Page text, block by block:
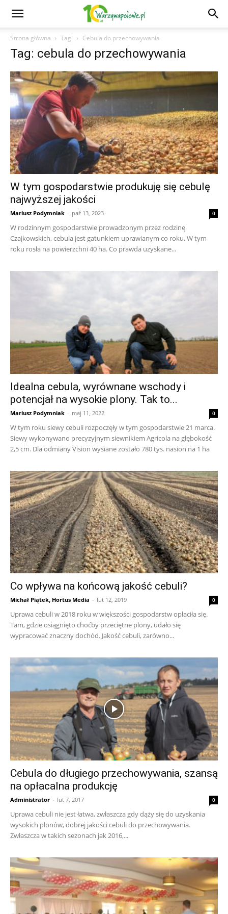
Strona główna Tagi Cebula do przechowywania
Tag: cebula do przechowywania
W tym gospodarstwie produkuję się cebulę
najwyższej jakości
Mariusz Podymniak - paź 13, 2023 0
W rodzinnym gospodarstwie prowadzonym przez rodzinę
Czajkowskich, cebula jest gatunkiem uprawianym co roku. W tym
roku rosła na powierzchni 40 ha. Co prawda uzyskane...
Idealna cebula, wyrównane wschody i
potencjał na wysokie plony. Tak to...
Mariusz Podymniak - maj 11, 2022 0
W tym roku siewy cebuli rozpoczęły w tym gospodarstwie 21 marca.
Siewy wykonywano precyzyjnym siewnikiem Agricola na głębokość
2,5 cm. Dla odmiany Vision wysiane zostało 780 tys. nasion na 1 ha
Co wpływa na końcową jakość cebuli?
Michał Piątek, Hortus Media - lut 12, 2019 0
Uprawa cebuli w 2018 roku w większości gospodarstw opłaciła się.
Tam, gdzie osiągnięto choćby przeciętne plony, udało się
wypracować znaczny dochód. Jakość cebuli, zarówno...
Cebula do długiego przechowywania, szansą
na opłacalna produkcję
Administrator - lut 7, 2017 0
Uprawa cebuli nie jest łatwa, zwłaszcza gdy dąży się do uzyskania
wysokich plonów, dobrej jakości cebuli do przechowywania.
Zwłaszcza w takich sezonach jak 2016,...